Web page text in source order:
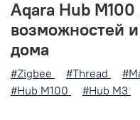
Aqara Hub
возможностей
дома
#Zigbee #Thread
#Hub M100
#Hub M3